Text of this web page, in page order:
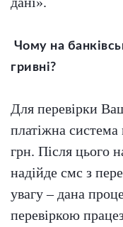
Чому на
гривні?
Для перевірки
платіжна
грн. Після цього
надійде смс з
увагу – дана
перевіркою